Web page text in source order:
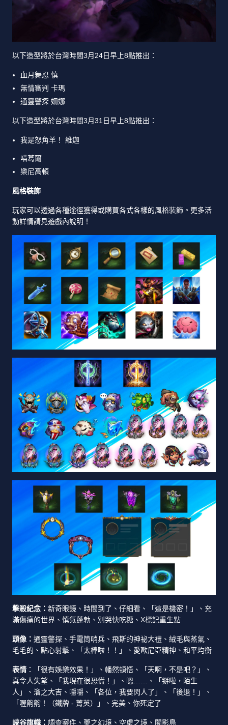
以下造型將於台灣時間3月24日早上8點推出：
血月舞忍 慎
無情審判 卡瑪
通靈警探 姍娜
以下造型將於台灣時間3月31日早上8點推出：
我是怒角羊！ 維迦
喵葛爾
樂尼高頓
風格裝飾
玩家可以透過各種途徑獲得或購買各式各樣的風格裝飾。更多活
動詳情請見遊戲內說明！
擊殺紀念： 新奇眼鏡、時間到了、仔細看、「這是機密！」、充
滿傷痛的世界、慎氣蓬勃、別哭快吃糖、X標記重生點
頭像： 通靈警探、手電筒哨兵、飛斯的神祕大禮、絨毛與蒸氣、
毛毛的、點心射擊、「太棒啦！！」、愛歐尼亞精神、和平均衡
表情 ：「很有娛樂效果！」、幡然頓悟、「天啊，不是吧？」、
真令人失望、「我現在很恐慌！」、嗯……、「掰啦，陌生
人」、溜之大吉、嚼嚼、「各位，我要閃人了」、「後退！」、
「喔齁齁！（鐵牌 - 菁英）」、完美、你死定了
峽谷旗幟： 調查案件、夢之幻境、空虛之境、闇影島